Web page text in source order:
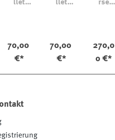
llet
70,00
€*
llet
70,00
€*
rse
270,0
0 €*